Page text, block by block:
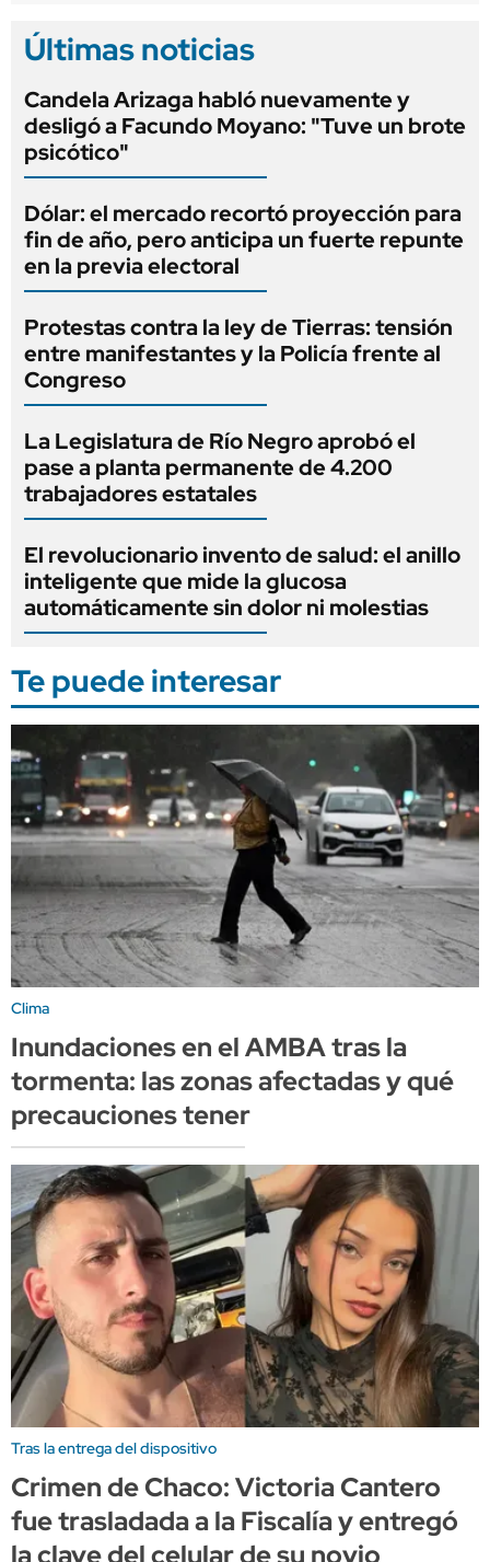
Últimas noticias
Candela Arizaga habló nuevamente y
desligó a Facundo Moyano: "Tuve un brote
psicótico"
Dólar: el mercado recortó proyección para
fin de año, pero anticipa un fuerte repunte
en la previa electoral
Protestas contra la ley de Tierras: tensión
entre manifestantes y la Policía frente al
Congreso
La Legislatura de Río Negro aprobó el
pase a planta permanente de 4.200
trabajadores estatales
El revolucionario invento de salud: el anillo
inteligente que mide la glucosa
automáticamente sin dolor ni molestias
Te puede interesar
Clima
Inundaciones en el AMBA tras la
tormenta: las zonas afectadas y qué
precauciones tener
Tras la entrega del dispositivo
Crimen de Chaco: Victoria Cantero
fue trasladada a la Fiscalía y entregó
la clave del celular de su novio